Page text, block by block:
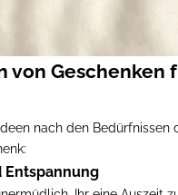
von Geschenken
nach den Bedürfnissen
Entspannung